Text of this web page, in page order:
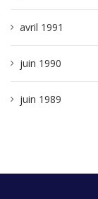
avril 1991
juin 1990
juin 1989